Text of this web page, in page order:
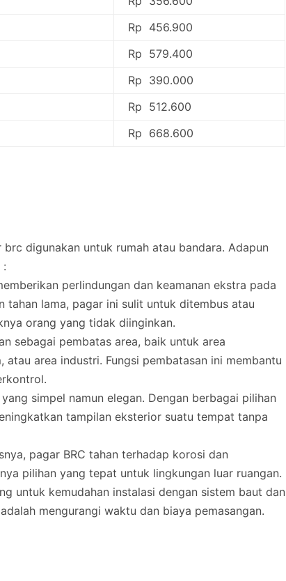
Rp 456.900
Rp 579.400
Rp 390.000
Rp 512.600
Rp 668.600
digunakan untuk rumah atau bandara. Adapun
:
perlindungan dan keamanan ekstra pada
lama, pagar ini sulit untuk ditembus atau
orang yang tidak diinginkan.
sebagai pembatas area, baik untuk area
atau area industri. Fungsi pembatasan ini membantu
simpel namun elegan. Dengan berbagai pilihan
tampilan eksterior suatu tempat tanpa
pagar BRC tahan terhadap korosi dan
pilihan yang tepat untuk lingkungan luar ruangan.
untuk kemudahan instalasi dengan sistem baut dan
mengurangi waktu dan biaya pemasangan.